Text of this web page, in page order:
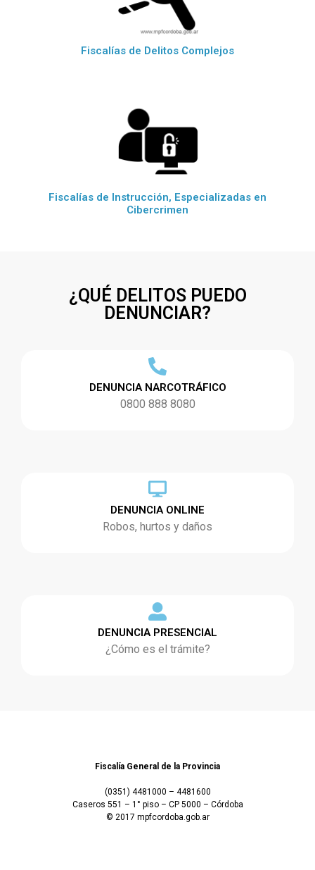
Fiscalías de Delitos Complejos
Fiscalías de Instrucción, Especializadas en
Cibercrimen
¿QUÉ DELITOS PUEDO
DENUNCIAR?
DENUNCIA NARCOTRÁFICO
0800 888 8080
DENUNCIA ONLINE
Robos, hurtos y daños
DENUNCIA PRESENCIAL
¿Cómo es el trámite?
Fiscalía General de la Provincia
(0351) 4481000 – 4481600
Caseros 551 – 1° piso – CP 5000 – Córdoba
© 2017 mpfcordoba.gob.ar